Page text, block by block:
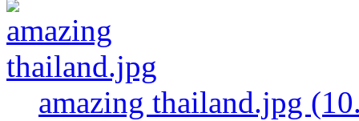
amazing thailand.jpg